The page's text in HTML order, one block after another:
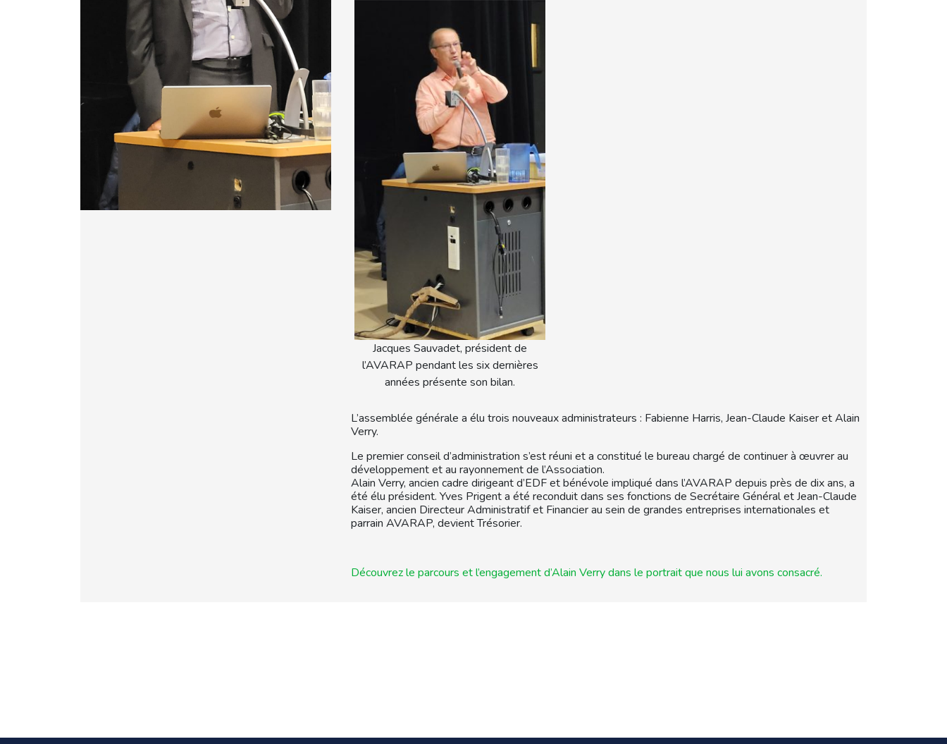
Jacques Sauvadet, président de
l’AVARAP pendant les six dernières
années présente son bilan.
L’assemblée générale a élu trois nouveaux administrateurs : Fabienne Harris, Jean-Claude Kaiser et Alain
Verry.
Le premier conseil d’administration s’est réuni et a constitué le bureau chargé de continuer à œuvrer au
développement et au rayonnement de l’Association.
hashtag
Alain Verry, ancien cadre dirigeant d’EDF et bénévole impliqué dans l’AVARAP depuis près de dix ans, a
été élu président. Yves Prigent a été reconduit dans ses fonctions de Secrétaire Général et Jean-Claude
Kaiser, ancien Directeur Administratif et Financier au sein de grandes entreprises internationales et
parrain AVARAP, devient Trésorier.
Découvrez le parcours et l’engagement d’Alain Verry dans le portrait que nous lui avons consacré.